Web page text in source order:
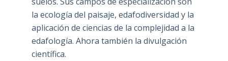
la ecología del paisaje, edafodiversidad y la
aplicación de ciencias de la complejidad a la
edafología. Ahora también la divulgación
científica.